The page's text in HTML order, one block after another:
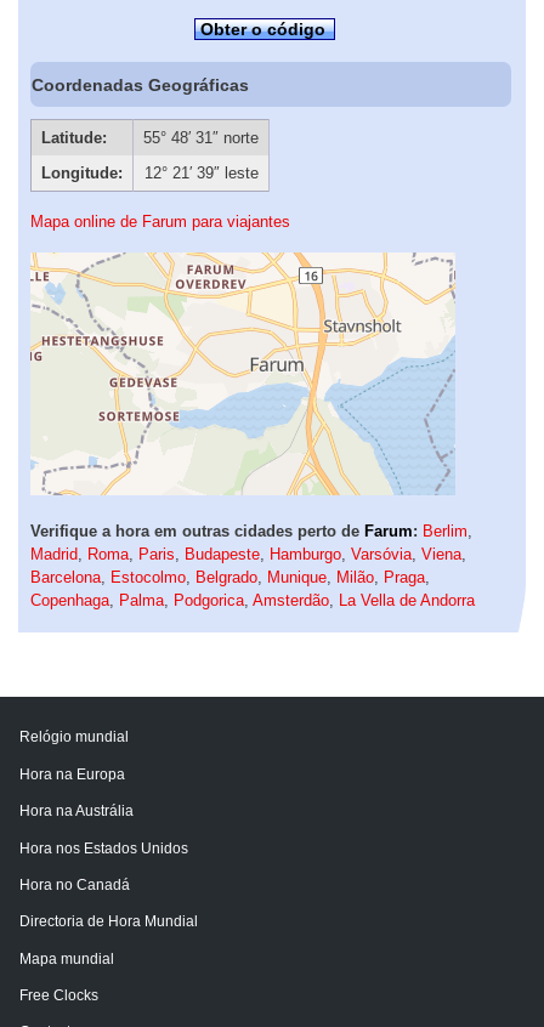
Obter o código
Coordenadas Geográficas
Latitude:
55° 48′ 31″ norte
Longitude:
12° 21′ 39″ leste
Mapa online de Farum para viajantes
Verifique a hora em outras cidades perto de Farum: Berlim
Madrid
Roma Paris Budapeste Hamburgo Varsóvia Viena
Barcelona
Estocolmo Belgrado Munique Milão Praga
Copenhaga
Palma Podgorica Amsterdão La Vella de Andorra
Relógio mundial
Hora na Europa
Hora na Austrália
Hora nos Estados Unidos
Hora no Canadá
Directoria de Hora Mundial
Mapa mundial
Free Clocks